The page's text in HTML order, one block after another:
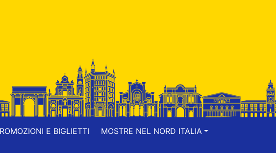
E BIGLIETTI MOSTRE NEL NORD ITALIA